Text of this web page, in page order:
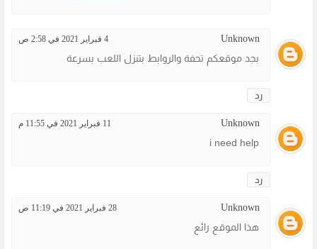
Unknown 4 فبراير 2021 في 2:58 ص
بجد موقعكم تحفة والروابط بتنزل اللعب بسرعة
رد
Unknown 11 فبراير 2021 في 11:55 م
i need help
رد
Unknown 28 فبراير 2021 في 11:19 ص
هذا الموقع رائع